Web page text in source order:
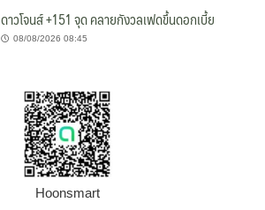
ดาวโจนส์ +151 จุด คลายกังวลเฟดขึ้นดอกเบี้ย
08/08/2026 08:45
Hoonsmart